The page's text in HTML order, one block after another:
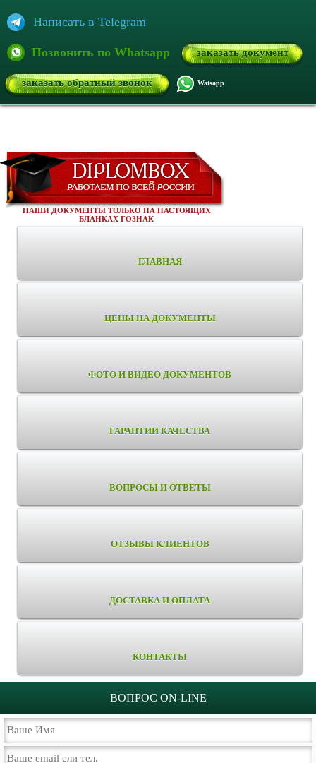
Написать в Telegram
Позвонить по Whatsapp заказать документ
заказать обратный звонок Watsapp
НАШИ ДОКУМЕНТЫ ТОЛЬКО НА НАСТОЯЩИХ
БЛАНКАХ ГОЗНАК
ГЛАВНАЯ
ЦЕНЫ НА ДОКУМЕНТЫ
ФОТО И ВИДЕО ДОКУМЕНТОВ
ГАРАНТИИ КАЧЕСТВА
ВОПРОСЫ И ОТВЕТЫ
ОТЗЫВЫ КЛИЕНТОВ
ДОСТАВКА И ОПЛАТА
КОНТАКТЫ
ВОПРОС ON-LINE